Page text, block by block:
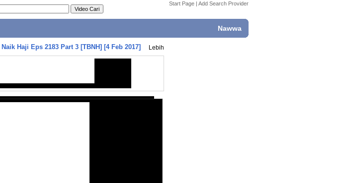
Start Page | Add Search Provider
Nawwa
Haji Eps 2183 Part 3 [TBNH] [4 Feb 2017] Lebih